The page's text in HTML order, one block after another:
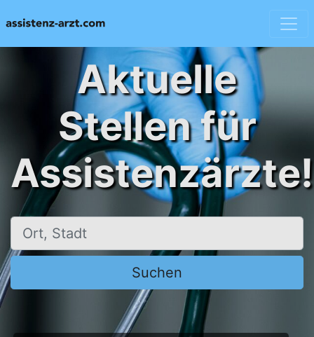
Aktuelle
Stellen für
Assistenzärzte!
Ort, Stadt
Suchen